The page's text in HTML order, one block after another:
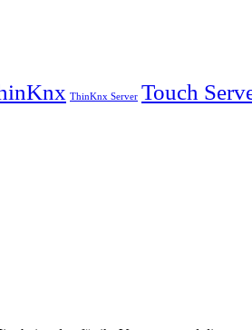
ThinKnx Server Touch